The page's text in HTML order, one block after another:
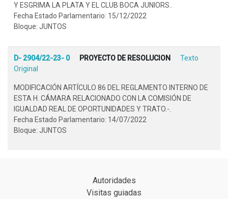
Y ESGRIMA LA PLATA Y EL CLUB BOCA JUNIORS..
Fecha Estado Parlamentario: 15/12/2022
Bloque: JUNTOS
D- 2904/22-23- 0 PROYECTO DE RESOLUCION
Texto
Original
MODIFICACIÓN ARTÍCULO 86 DEL REGLAMENTO INTERNO DE
ESTA H. CÁMARA RELACIONADO CON LA COMISIÓN DE
IGUALDAD REAL DE OPORTUNIDADES Y TRATO.-.
Fecha Estado Parlamentario: 14/07/2022
Bloque: JUNTOS
Autoridades
Visitas guiadas